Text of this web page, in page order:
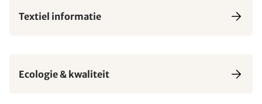
Textiel informatie
Ecologie & kwaliteit